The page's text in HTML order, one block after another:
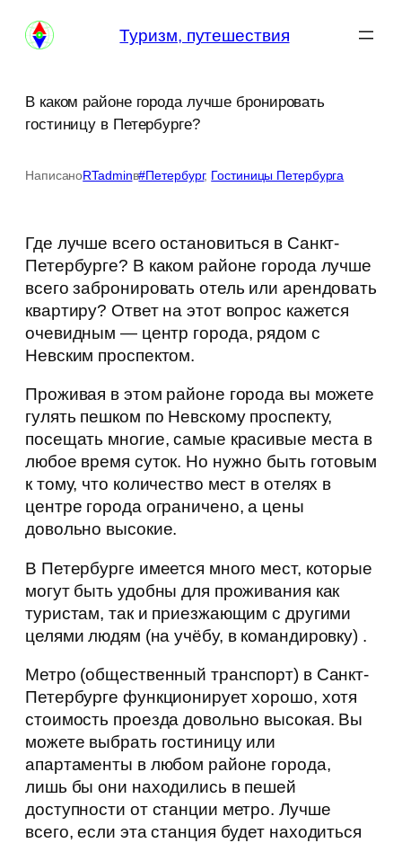
Перейти
Туризм, путешествия
В каком районе города лучше бронировать
гостиницу в Петербурге?
НаписаноRTadminв#Петербург, Гостиницы Петербурга
Где лучше всего остановиться в Санкт-
Петербурге? В каком районе города лучше
всего забронировать отель или арендовать
квартиру? Ответ на этот вопрос кажется
очевидным — центр города, рядом с
Невским проспектом.
Проживая в этом районе города вы можете
гулять пешком по Невскому проспекту,
посещать многие, самые красивые места в
любое время суток. Но нужно быть готовым
к тому, что количество мест в отелях в
центре города ограничено, а цены
довольно высокие.
В Петербурге имеется много мест, которые
могут быть удобны для проживания как
туристам, так и приезжающим с другими
целями людям (на учёбу, в командировку) .
Метро (общественный транспорт) в Санкт-
Петербурге функционирует хорошо, хотя
стоимость проезда довольно высокая. Вы
можете выбрать гостиницу или
апартаменты в любом районе города,
лишь бы они находились в пешей
доступности от станции метро. Лучше
всего, если эта станция будет находиться